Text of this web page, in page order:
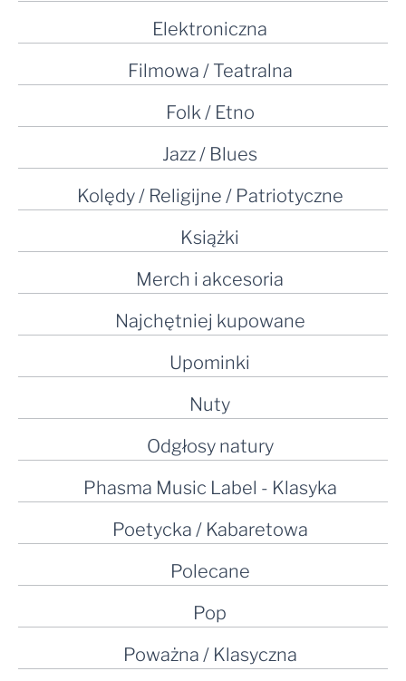
Elektroniczna
Filmowa / Teatralna
Folk / Etno
Jazz / Blues
Kolędy / Religijne / Patriotyczne
Książki
Merch i akcesoria
Najchętniej kupowane
Upominki
Nuty
Odgłosy natury
Phasma Music Label - Klasyka
Poetycka / Kabaretowa
Polecane
Pop
Poważna / Klasyczna